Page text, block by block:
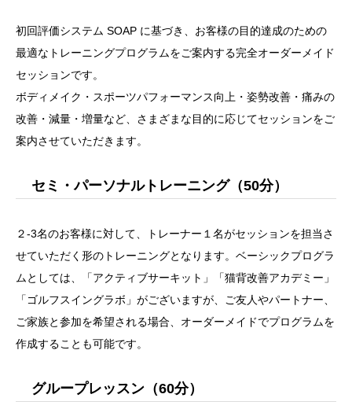
初回評価システム SOAP に基づき、お客様の目的達成のための
最適なトレーニングプログラムをご案内する完全オーダーメイド
セッションです。
ボディメイク・スポーツパフォーマンス向上・姿勢改善・痛みの
改善・減量・増量など、さまざまな目的に応じてセッションをご
案内させていただきます。
セミ・パーソナルトレーニング（50分）
２-3名のお客様に対して、トレーナー１名がセッションを担当さ
せていただく形のトレーニングとなります。ベーシックプログラ
ムとしては、「アクティブサーキット」「猫背改善アカデミー」
「ゴルフスイングラボ」がございますが、ご友人やパートナー、
ご家族と参加を希望される場合、オーダーメイドでプログラムを
作成することも可能です。
グループレッスン（60分）